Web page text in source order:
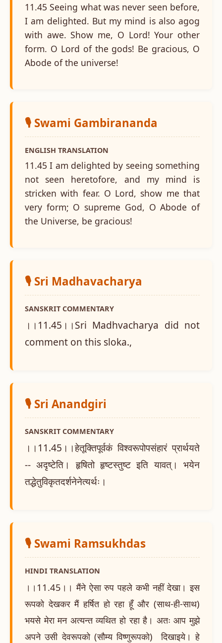
11.45 Seeing what was never seen before,
I am delighted. But my mind is also agog
with awe. Show me, O Lord! Your other
form. O Lord of the gods! Be gracious, O
Abode of the universe!
🎙️ Swami Gambirananda
ENGLISH TRANSLATION
11.45 I am delighted by seeing something
not seen heretofore, and my mind is
stricken with fear. O Lord, show me that
very form; O supreme God, O Abode of
the Universe, be gracious!
🎙️ Sri Madhavacharya
SANSKRIT COMMENTARY
।।11.45।।Sri Madhvacharya did not
comment on this sloka.,
🎙️ Sri Anandgiri
SANSKRIT COMMENTARY
।।11.45।।हेतूक्तिपूर्वकं विश्वरूपोपसंहारं प्रार्थयते
-- अदृष्टेति। हृषितो हृष्टस्तुष्ट इति यावत्। भयेन
तद्धेतुविकृतदर्शनेनेत्यर्थः।
🎙️ Swami Ramsukhdas
HINDI TRANSLATION
।।11.45।। मैंने ऐसा रुप पहले कभी नहीं देखा। इस
रूपको देखकर मैं हर्षित हो रहा हूँ और (साथ-ही-साथ)
भयसे मेरा मन अत्यन्त व्यथित हो रहा है। अतः आप मुझे
अपने उसी देवरूपको (सौम्य विष्णुरूपको) दिखाइये। हे